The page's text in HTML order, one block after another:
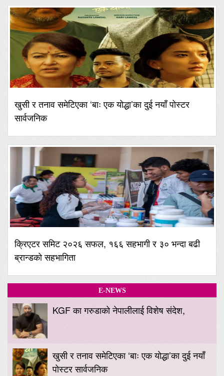
खुसी र तनाव समेटिएका ‘बाः एक योद्धा’का दुई नयाँ पोस्टर
सार्वजनिक
क्रिएटर समिट २०२६ सफल, १६६ सहभागी र ३० भन्दा बढी
ब्रान्डको सहभागिता
E-NEWS
KGF का गरुडाको नेपालीलाई विशेष संदेश,
खुसी र तनाव समेटिएका ‘बाः एक योद्धा’का दुई नयाँ
पोस्टर सार्वजनिक